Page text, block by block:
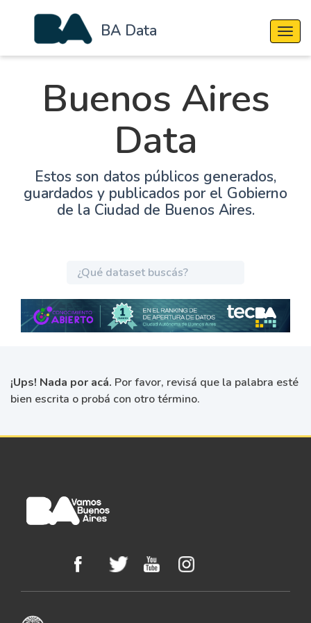
BA Data
Buenos Aires
Data
Estos son datos públicos generados,
guardados y publicados por el Gobierno
de la Ciudad de Buenos Aires.
¡Ups! Nada por acá. Por favor, revisá que la palabra esté
bien escrita o probá con otro término.